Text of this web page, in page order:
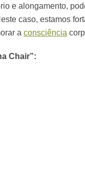
e alongamento,
caso, estamos
a consciência
Chair”: